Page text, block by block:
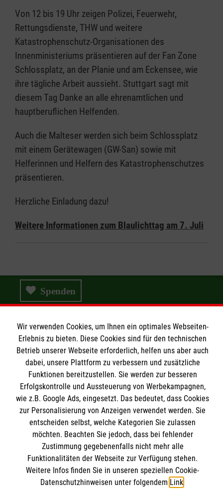
Von 12 bis 19 Uhr zeigen Polizei, Feuerwehr,
Rettungsdienste, THW und weitere
Katastrophenschutz-Organisationen des
Innenministeriums präsentieren auf der Fan Zone
Schlossplatz, an der Planie und am Eckensee, wie
ihre tägliche Arbeit aussieht. Stuttgart sagt mit
diesem Tag Danke an alle ehrenamtlichen und
hauptberuflichen Helfenden.
Auch die Malteser werden sich beim Schlossplatz
mit einem Gerätewagen (GW-San) sowie mit
Helferinnen und Helfern des Katastrophenschutzes
präsentieren.
Herzliche Einladung dazu!
Weitere Informationen zum Blaulichttag am 7. Juli
Spenden
Wir Malteser
Wir Malteser
Spenden & Helfen
Angebote & Leistungen
Kursangebote
Mitarbeiten & Aktiv werden
Informationen
Kontakt
Presse und Medien
Impressum
Datenschutz
Malteser online
Wir verwenden Cookies, um Ihnen ein optimales Webseiten-
Erlebnis zu bieten. Diese Cookies sind für den technischen
Betrieb unserer Webseite erforderlich, helfen uns aber auch
dabei, unsere Plattform zu verbessern und zusätzliche
Funktionen bereitzustellen. Sie werden zur besseren
Erfolgskontrolle und Aussteuerung von Werbekampagnen,
wie z.B. Google Ads, eingesetzt. Das bedeutet, dass Cookies
zur Personalisierung von Anzeigen verwendet werden. Sie
entscheiden selbst, welche Kategorien Sie zulassen
möchten. Beachten Sie jedoch, dass bei fehlender
Zustimmung gegebenenfalls nicht mehr alle
Funktionalitäten der Webseite zur Verfügung stehen.
Weitere Infos finden Sie in unseren speziellen Cookie-
Datenschutzhinweisen unter folgendem Link.